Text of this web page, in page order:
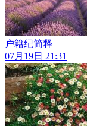
户籍纪简释
07月19日 21:31